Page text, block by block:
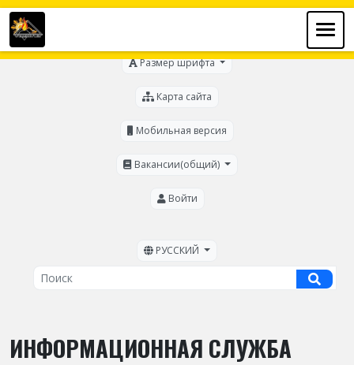
Размер шрифта
Карта сайта
Мобильная версия
Вакансии(общий)
Войти
РУССКИЙ
ИНФОРМАЦИОННАЯ СЛУЖБА